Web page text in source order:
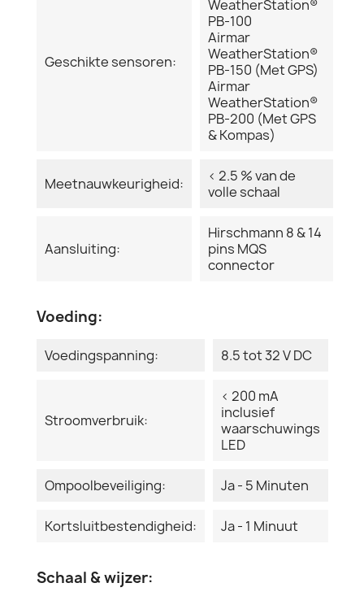
Geschikte sensoren:
WeatherStation®
PB-100
Airmar
WeatherStation®
PB-150 (Met GPS)
Airmar
WeatherStation®
PB-200 (Met GPS
& Kompas)
Meetnauwkeurigheid:
< 2.5 % van de
volle schaal
Aansluiting:
Hirschmann 8 & 14
pins MQS
connector
Voeding:
Voedingspanning: 8.5 tot 32 V DC
Stroomverbruik:
< 200 mA
inclusief
waarschuwings
LED
Ompoolbeveiliging: Ja - 5 Minuten
Kortsluitbestendigheid: Ja - 1 Minuut
Schaal & wijzer: